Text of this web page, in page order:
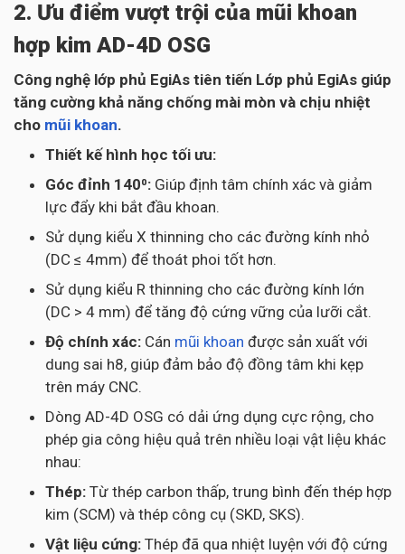
2. Ưu điểm vượt trội của mũi khoan
hợp kim AD-4D OSG
Công nghệ lớp phủ EgiAs tiên tiến Lớp phủ EgiAs giúp
tăng cường khả năng chống mài mòn và chịu nhiệt
cho mũi khoan.
Thiết kế hình học tối ưu:
Góc đỉnh 140⁰: Giúp định tâm chính xác và giảm
lực đẩy khi bắt đầu khoan.
Sử dụng kiểu X thinning cho các đường kính nhỏ
(DC ≤ 4mm) để thoát phoi tốt hơn.
Sử dụng kiểu R thinning cho các đường kính lớn
(DC > 4 mm) để tăng độ cứng vững của lưỡi cắt.
Độ chính xác: Cán mũi khoan được sản xuất với
dung sai h8, giúp đảm bảo độ đồng tâm khi kẹp
trên máy CNC.
Dòng AD-4D OSG có dải ứng dụng cực rộng, cho
phép gia công hiệu quả trên nhiều loại vật liệu khác
nhau:
Thép: Từ thép carbon thấp, trung bình đến thép hợp
kim (SCM) và thép công cụ (SKD, SKS).
Vật liệu cứng: Thép đã qua nhiệt luyện với độ cứng